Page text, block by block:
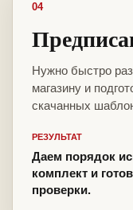
04
Нужно быстро
магазину и
скачанных
РЕЗУЛЬТАТ
Даем порядок
комплект и
проверки.